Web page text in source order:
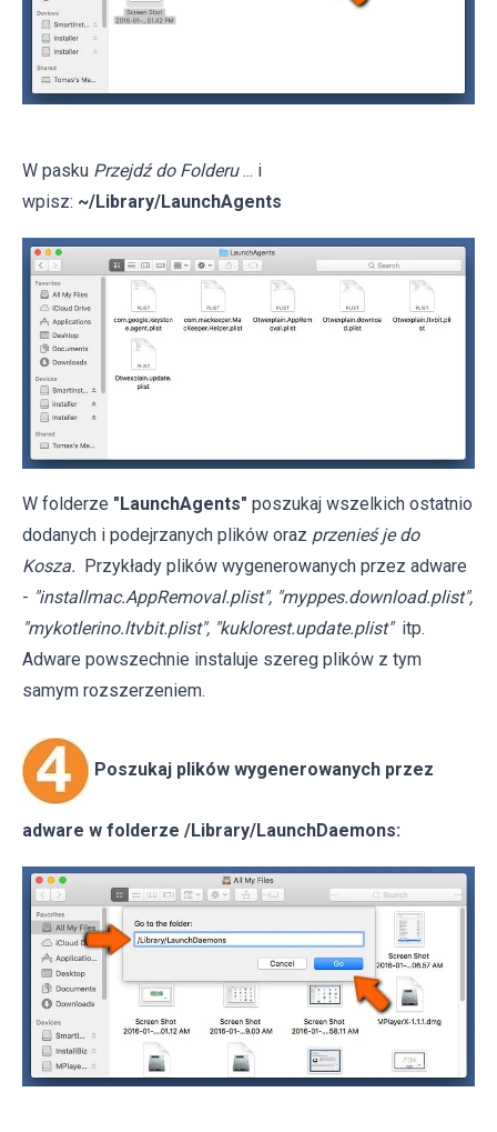
W pasku Przejdź do Folderu ... i
wpisz: ~/Library/LaunchAgents
W folderze "LaunchAgents" poszukaj wszelkich ostatnio
dodanych i podejrzanych plików oraz przenieś je do
Kosza. Przykłady plików wygenerowanych przez adware
- "installmac.AppRemoval.plist", "myppes.download.plist",
"mykotlerino.ltvbit.plist", "kuklorest.update.plist" itp.
Adware powszechnie instaluje szereg plików z tym
samym rozszerzeniem.
Poszukaj plików wygenerowanych przez
adware w folderze /Library/LaunchDaemons: